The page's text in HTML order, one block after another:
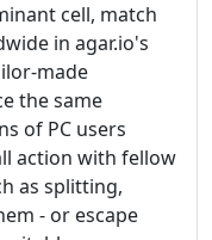
cell, match
in agar.io's
made
the same
of PC users
action with fellow
as splitting,
- or escape